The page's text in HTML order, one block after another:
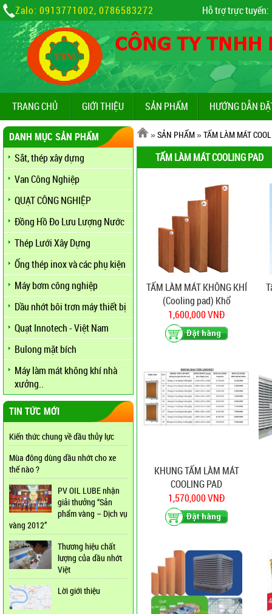
Zalo: 0913771002, 0786583272 Hỗ trợ trực tuyến:
TRANG CHỦ GIỚI THIỆU SẢN PHẨM HƯỚNG DẪN
DANH MỤC SẢN PHẨM
Sắt, thép xây dựng
Van Công Nghiệp
QUẠT CÔNG NGHIỆP
Đồng Hồ Đo Lưu Lượng Nước
Thép Lưới Xây Dựng
Ống thép inox và các phụ kiện
Máy bơm công nghiệp
Dầu nhớt bôi trơn máy thiết bị
Quạt Innotech - Việt Nam
Bulong mặt bích
Máy làm mát không khí nhà
xưởng..
TIN TỨC MỚI
Kiến thức chung về dầu thủy lực
Mùa đông dùng dầu nhớt cho xe
thế nào ?
PV OIL LUBE nhận
giải thưởng “Sản
phẩm vàng – Dịch vụ
vàng 2012”
Thương hiệu chất
lượng của dầu nhớt
Việt
Lời giới thiệu
»SẢN PHẨM»TẤM LÀM MÁT
TẤM LÀM MÁT COOLING PAD
TẤM LÀM MÁT KHÔNG KHÍ
(Cooling pad) Khổ
60x60x7cm
1,600,000 VNĐ
KHUNG TẤM LÀM MÁT
COOLING PAD
1,570,000 VNĐ